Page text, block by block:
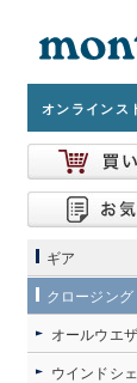
オンラインス
ギア
クロージング
オールウエ
ウインドシ